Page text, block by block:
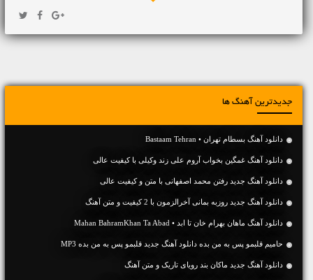
جدیدترین آهنگ ها
دانلود آهنگ بسطام تهران • Bastaam Tehran
دانلود آهنگ غمگین بخواب آروم علی زند وکیلی با کیفیت عالی
دانلود آهنگ جديد رفتن محمد اصفهانی با متن و کیفیت عالی
دانلود آهنگ جديد روزبه بمانی آخرالزمون با 2 کیفیت و متن آهنگ
دانلود آهنگ ماهان بهرام خان تا ابد • Mahan BahramKhan Ta Abad
حامیم قلبمو پس به من بده دانلود آهنگ جدید قلبمو پس به من بده MP3
دانلود آهنگ جديد ماکان بند رویای تاریک و متن آهنگ